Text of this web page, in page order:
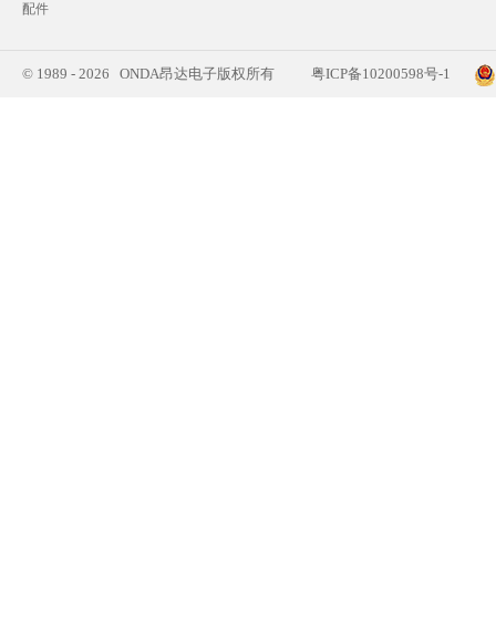
配件
© 1989 - 2026 ONDA昂达电子版权所有 粤ICP备10200598号-1